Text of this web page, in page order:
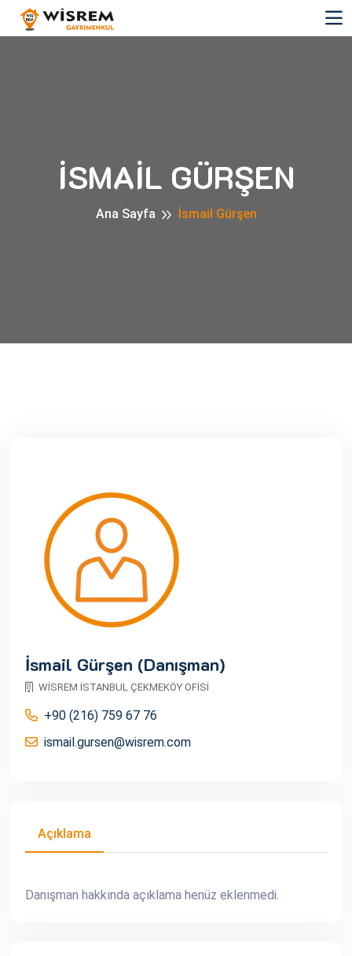
İSMAIL GÜRŞEN
Ana Sayfa İsmail Gürşen
İsmail Gürşen (Danışman)
WİSREM İSTANBUL ÇEKMEKÖY OFİSİ
+90 (216) 759 67 76
ismail.gursen@wisrem.com
Açıklama
Danışman hakkında açıklama henüz eklenmedi.